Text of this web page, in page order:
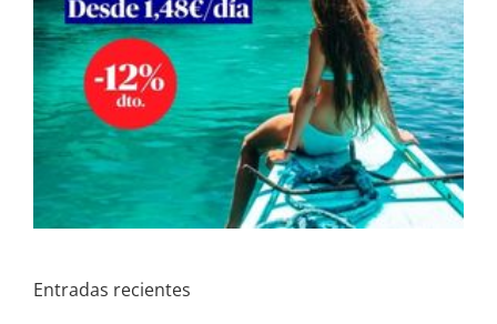
Entradas recientes